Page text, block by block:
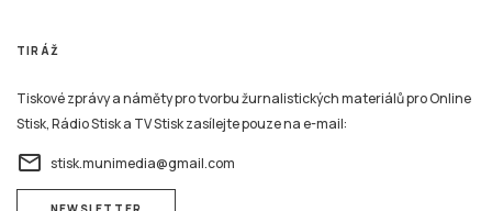
TIRÁŽ
Tiskové zprávy a náměty pro tvorbu žurnalistických materiálů pro Online
Stisk, Rádio Stisk a TV Stisk zasílejte pouze na e-mail:
email stisk.munimedia@gmail.com